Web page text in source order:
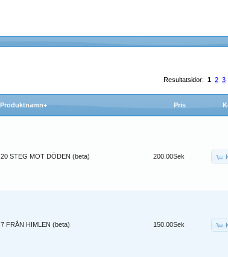
Resultatsidor: 1 2 3
Produktnamn+ Pris
20 STEG MOT DÖDEN (beta) 200.00Sek
7 FRÅN HIMLEN (beta) 150.00Sek